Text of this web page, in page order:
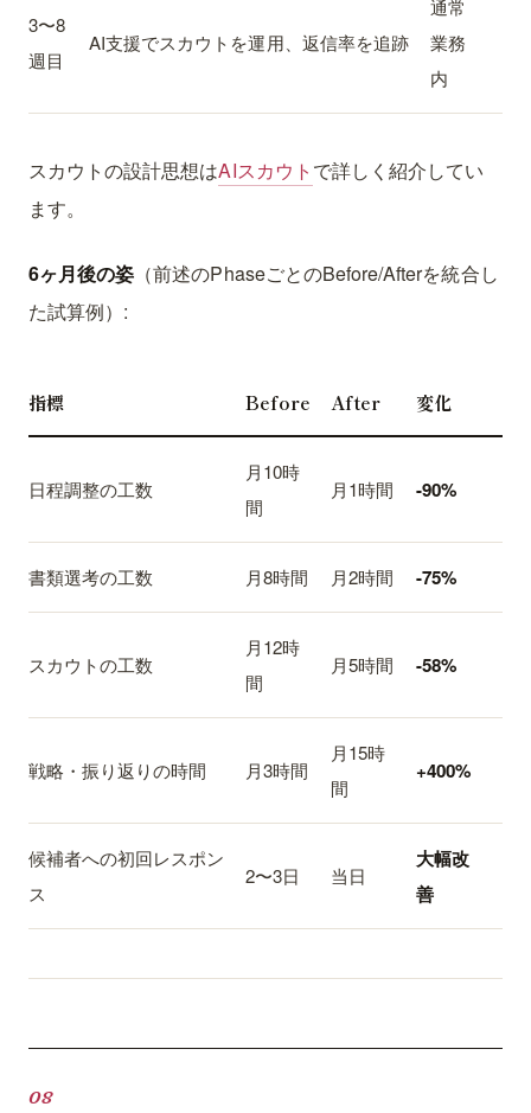
3〜8
週目
AI支援でスカウトを運用、返信率を追跡
通常
業務
内
スカウトの設計思想はAIスカウト で詳しく紹介してい
ます。
6ヶ月後の姿 （前述のPhaseごとのBefore/Afterを統合し
た試算例）:
指標 Before After 変化
日程調整の工数
月10時
間
月1時間 -90%
書類選考の工数 月8時間 月2時間 -75%
スカウトの工数
月12時
間
月5時間 -58%
戦略・振り返りの時間 月3時間
月15時
間
+400%
候補者への初回レスポン
ス
2〜3日 当日
大幅改
善